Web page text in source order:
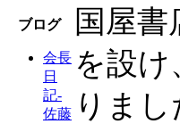
ブログ
会長
日
記-
佐藤
国屋
を設
りまし